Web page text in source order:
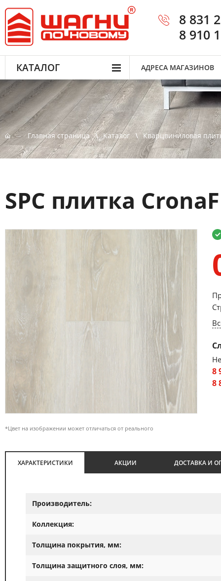
8 831
8 910
КАТАЛОГ АДРЕСА МАГАЗИНОВ
Главная страница Каталог Кварцвиниловая
SPC плитка
*Цвет на изображении может отличаться от реального
8
8
ХАРАКТЕРИСТИКИ АКЦИИ ДОСТАВКА И
Производитель:
Коллекция:
Толщина покрытия, мм:
Толщина защитного слоя, мм: